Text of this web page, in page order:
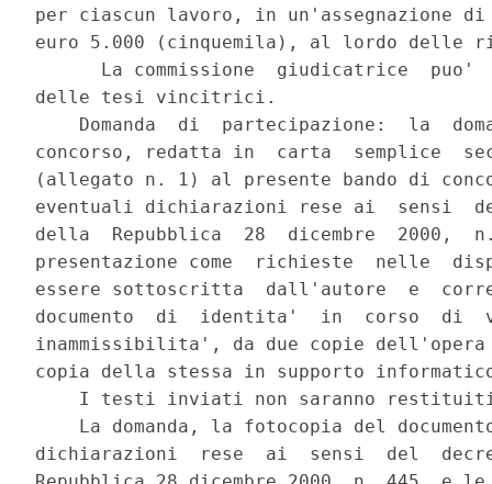
per ciascun lavoro, in un'assegnazione di
euro 5.000 (cinquemila), al lordo delle
La commissione  giudicatrice  puo'
delle tesi vincitrici.
Domanda  di  partecipazione:  la
concorso, redatta in  carta  semplice
(allegato n. 1) al presente bando di
eventuali dichiarazioni rese ai  sensi
della  Repubblica  28  dicembre
presentazione come  richieste  nelle
essere sottoscritta  dall'autore  e
documento  di  identita'  in  corso
inammissibilita', da due copie
copia della stessa in supporto
I testi inviati non saranno
La domanda, la fotocopia del
dichiarazioni  rese  ai  sensi  del